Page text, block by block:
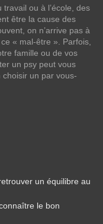
ou à l’école, des
être la cause des
on n’arrive pas à
« mal-être ». Parfois,
famille ou de vos
un psy peut vous
choisir un par vous-
un équilibre au
le bon